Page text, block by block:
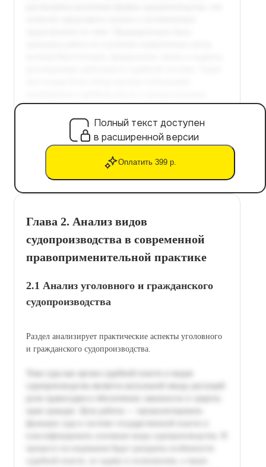
Полный текст доступен
в расширенной версии
Оплатить 399 р.
Глава 2. Анализ видов
судопроизводства в современной
правоприменительной практике
2.1 Анализ уголовного и гражданского
судопроизводства
Раздел анализирует практические аспекты уголовного
и гражданского судопроизводства.